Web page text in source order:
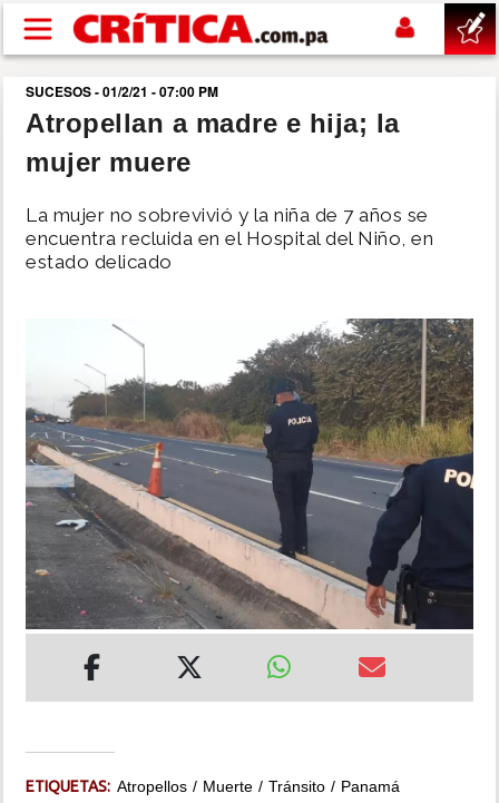
Pasar al contenido principal
buscar
SUCESOS
NACIONAL
DEPORTES
MUNDO
INSÓLITAS
MULTIMEDIA
IMPRESO
SUCESOS - 01/2/21 - 07:00 PM
Atropellan a madre e hija; la
mujer muere
La mujer no sobrevivió y la niña de 7 años se
encuentra recluida en el Hospital del Niño, en
estado delicado
ETIQUETAS: Atropellos Muerte Tránsito Panamá